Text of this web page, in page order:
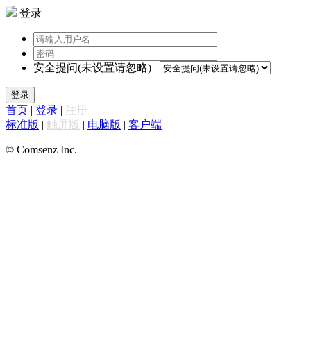
登录
安全提问(未设置请忽略)
登录
首页 | 登录 | 注册
标准版 | 触屏版 | 电脑版 | 客户端
© Comsenz Inc.